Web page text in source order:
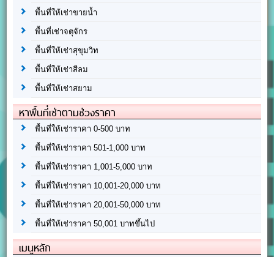
พื้นที่ให้เช่าขายน้ำ
พื้นที่เช่าจตุจักร
พื้นที่ให้เช่าสุขุมวิท
พื้นที่ให้เช่าสีลม
พื้นที่ให้เช่าสยาม
หาพื้นที่เช่าตามช่วงราคา
พื้นที่ให้เช่าราคา 0-500 บาท
พื้นที่ให้เช่าราคา 501-1,000 บาท
พื้นที่ให้เช่าราคา 1,001-5,000 บาท
พื้นที่ให้เช่าราคา 10,001-20,000 บาท
พื้นที่ให้เช่าราคา 20,001-50,000 บาท
พื้นที่ให้เช่าราคา 50,001 บาทขึ้นไป
เมนูหลัก